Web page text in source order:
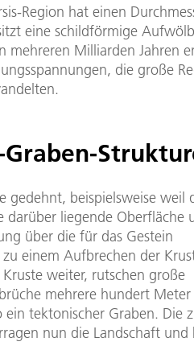
Region hat einen
eine schildförmige
Milliarden Jahren
die große
gedehnt, beispielsweise weil
liegende Oberfläche
über die für das Gestein
einem Aufbrechen der
weiter, rutschen große
mehrere hundert
tektonischer Graben. Die
nun die Landschaft